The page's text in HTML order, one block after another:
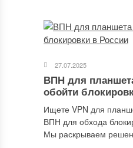
последующих моих
Отправляя сообщение, Вы
персональных данных.
27.07.2025
ВПН для
обойти
Ищете VPN для
ВПН для обхода
Мы раскрываем